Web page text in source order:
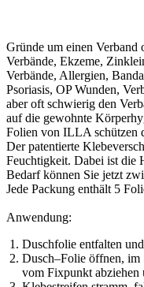
Gründe um einen Verband
Verbände, Ekzeme,
Verbände, Allergien,
Psoriasis, OP Wunden,
aber oft schwierig den
auf die gewohnte
Folien von ILLA schützen
Der patentierte
Feuchtigkeit. Dabei ist die
Bedarf können Sie jetzt
Jede Packung enthält 5
Anwendung:
Duschfolie entfalten
Dusch–Folie öffnen, im
vom Fixpunkt abziehen